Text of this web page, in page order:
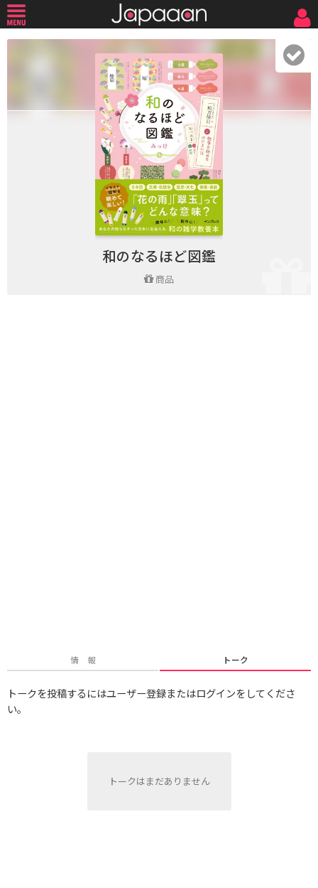
和のなるほど図鑑
商品
情 報 トーク
トークを投稿するにはユーザー登録またはログインをしてくださ
い。
トークはまだありません